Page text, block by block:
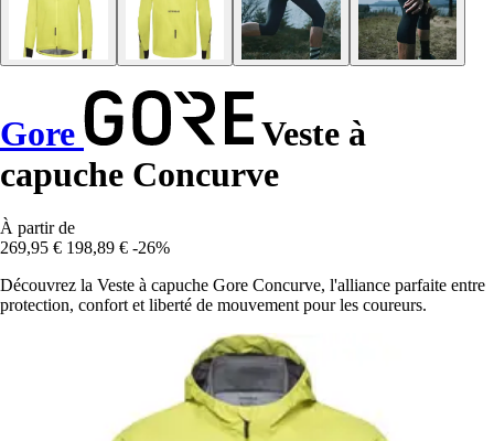
Gore
Veste à
capuche Concurve
À partir de
269,95 € 198,89 € -26%
Découvrez la Veste à capuche Gore Concurve, l'alliance parfaite entre
protection, confort et liberté de mouvement pour les coureurs.